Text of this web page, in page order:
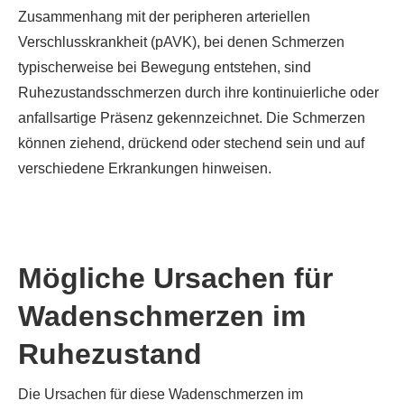
Zusammenhang mit der peripheren arteriellen
Verschlusskrankheit (pAVK), bei denen Schmerzen
typischerweise bei Bewegung entstehen, sind
Ruhezustandsschmerzen durch ihre kontinuierliche oder
anfallsartige Präsenz gekennzeichnet. Die Schmerzen
können ziehend, drückend oder stechend sein und auf
verschiedene Erkrankungen hinweisen.
Mögliche Ursachen für
Wadenschmerzen im
Ruhezustand
Die Ursachen für diese Wadenschmerzen im